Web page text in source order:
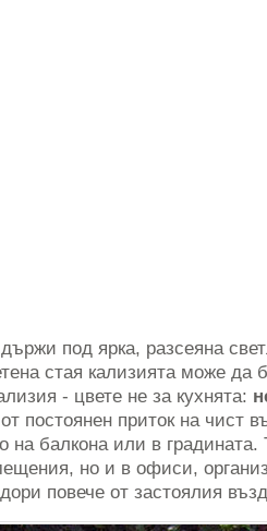
под ярка, разсеяна
стая кализията може да
- цвете не за кухнята:
постоянен приток на чист
на балкона или в
но и в офиси,
повече от застоялия